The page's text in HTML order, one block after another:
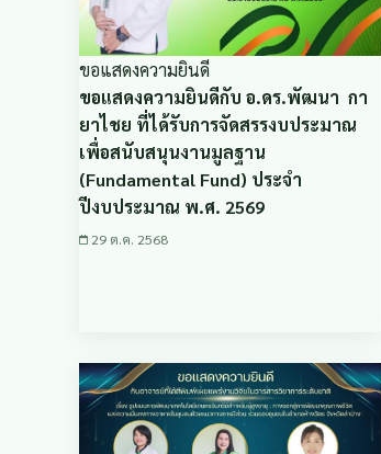
ขอแสดงความยินดี
ขอแสดงความยินดีกับ อ.ดร.พัฒนา กา
ยาไชย ที่ได้รับการจัดสรรงบประมาณ
เพื่อสนับสนุนงานมูลฐาน
(Fundamental Fund) ประจำ
ปีงบประมาณ พ.ศ. 2569
29 ต.ค. 2568